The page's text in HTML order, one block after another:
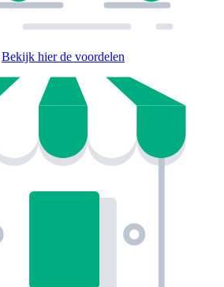
Bekijk hier de voordelen